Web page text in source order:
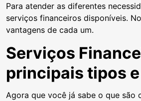
Para atender as diferentes
serviços financeiros disponíveis.
vantagens de cada um.
Serviços
principais tipos
Agora que você já sabe o que são